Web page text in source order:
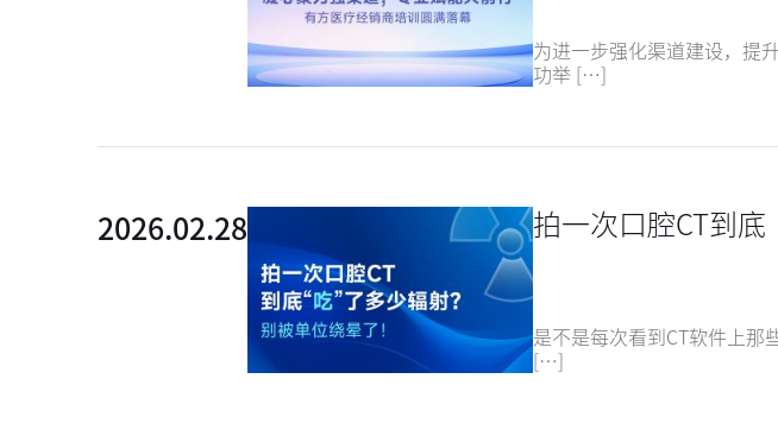
为进一步强化渠道建设，提
功举 […]
2026.02.28 拍一次口腔CT到
是不是每次看到CT软件上
[…]